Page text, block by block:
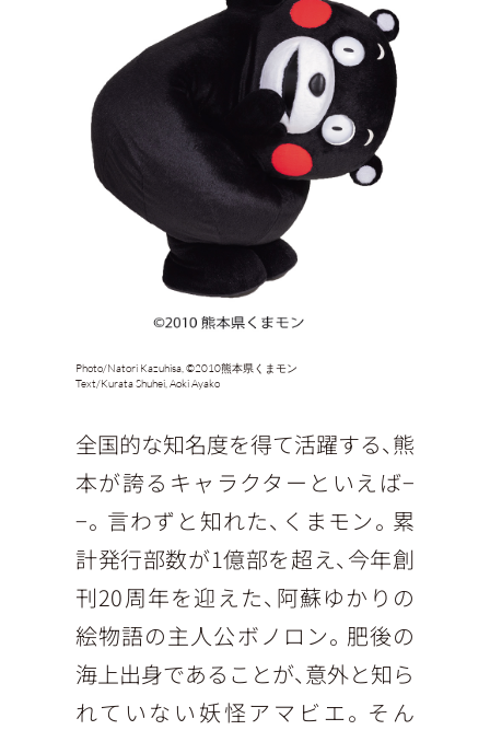
Photo/Natori Kazuhisa, ©2010熊本県くまモン
Text/Kurata Shuhei, Aoki Ayako
全国的な知名度を得て活躍する、熊
本が誇るキャラクターといえば−
−。言わずと知れた、くまモン。累
計発行部数が1億部を超え、今年創
刊20周年を迎えた、阿蘇ゆかりの
絵物語の主人公ボノロン。肥後の
海上出身であることが、意外と知ら
れていない妖怪アマビエ。そん